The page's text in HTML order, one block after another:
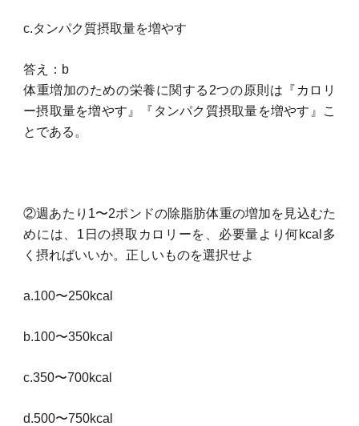
c.タンパク質摂取量を増やす
答え：b
体重増加のための栄養に関する2つの原則は『カロリ
ー摂取量を増やす』『タンパク質摂取量を増やす』こ
とである。
②週あたり1〜2ポンドの除脂肪体重の増加を見込むた
めには、1日の摂取カロリーを、必要量より何kcal多
く摂ればいいか。正しいものを選択せよ
a.100〜250kcal
b.100〜350kcal
c.350〜700kcal
d.500〜750kcal